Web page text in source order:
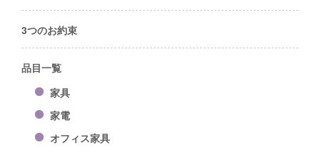
3つのお約束
品目一覧
家具
家電
オフィス家具